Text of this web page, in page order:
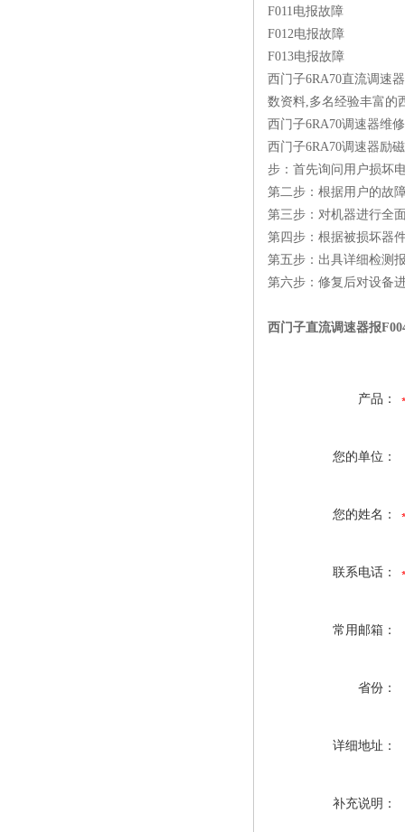
F011电报故障
F012电报故障
F013电报故障
西门子6RA70直流调速
数资料,多名经验丰富的
西门子6RA70调速器维
西门子6RA70调速器励
步：首先询问用户损坏
第二步：根据用户的故
第三步：对机器进行全
第四步：根据被损坏器
第五步：出具详细检测
第六步：修复后对设备
西门子直流调速器报
产品：
您的单位：
您的姓名：
联系电话：
常用邮箱：
省份：
详细地址：
补充说明：